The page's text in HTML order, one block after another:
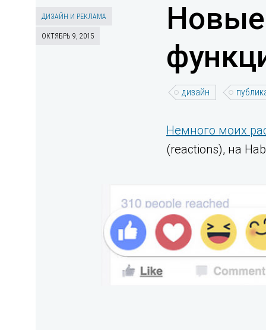
ДИЗАЙН И РЕКЛАМА
ОКТЯБРЬ 9, 2015
Новые
дизайн
Немного моих
(reactions), на